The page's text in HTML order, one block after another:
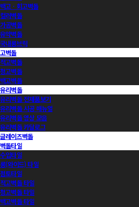
백고ㆍ회고벽돌
컬러벽돌
가공벽돌
유약벽돌
국내롱브릭
고벽돌
적고벽돌
청고벽돌
백고벽돌
유리벽돌
유리벽돌 전제품보기
유리벽돌 시공 매뉴얼
유리벽돌 영상 모음
유리벽돌 카달로그
글레이즈벽돌
벽돌타일
수입타일
롱(와이드) 타일
점토타일
적고벽돌 타일
청고벽돌 타일
백고벽돌 타일